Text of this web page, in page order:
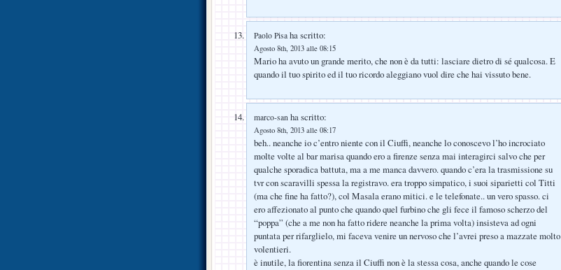
Paolo Pisa ha scritto:
Agosto 8th, 2013 alle 08:15
Mario ha avuto un grande merito, che non è da tutti: lasciare dietro di sé qualcosa. E
quando il tuo spirito ed il tuo ricordo aleggiano vuol dire che hai vissuto bene.
marco-san ha scritto:
Agosto 8th, 2013 alle 08:17
beh.. neanche io c’entro niente con il Ciuffi, neanche lo conoscevo l’ho incrociato
molte volte al bar marisa quando ero a firenze senza mai interagirci salvo che per
qualche sporadica battuta, ma a me manca davvero. quando c’era la trasmissione su
tvr con scaravilli spessa la registravo. era troppo simpatico, i suoi siparietti col Titti
(ma che fine ha fatto?), col Masala erano mitici. e le telefonate.. un vero spasso. ci
ero affezionato al punto che quando quel furbino che gli fece il famoso scherzo del
“poppa” (che a me non ha fatto ridere neanche la prima volta) insisteva ad ogni
puntata per rifarglielo, mi faceva venire un nervoso che l’avrei preso a mazzate molto
volentieri.
è inutile, la fiorentina senza il Ciuffi non è la stessa cosa, anche quando le cose